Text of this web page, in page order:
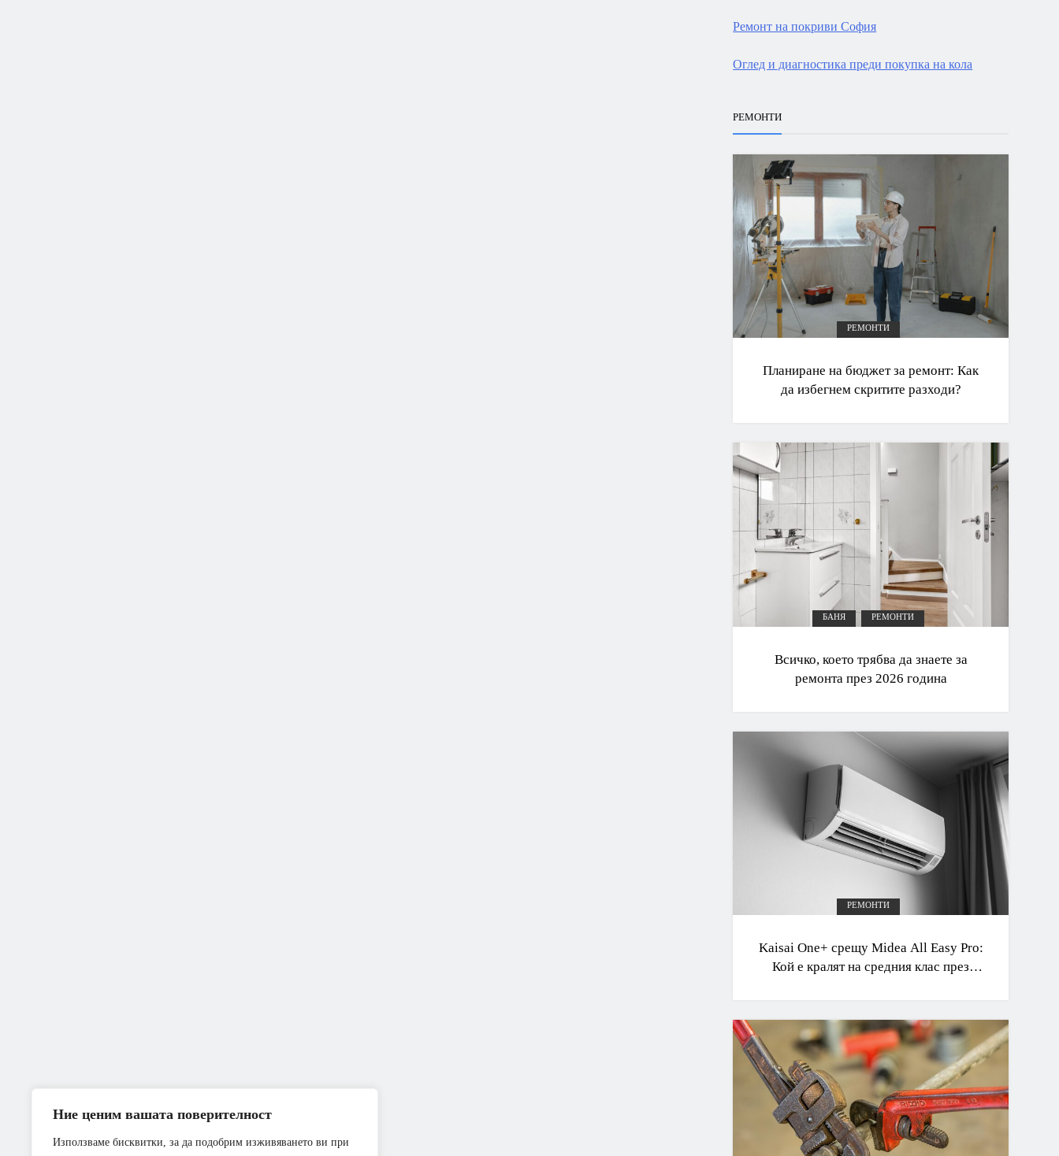
Ние ценим вашата поверителност
Използваме бисквитки, за да подобрим изживяването ви при
Ремонт на покриви София
Оглед и диагностика преди покупка на кола
РЕМОНТИ
РЕМОНТИ
Планиране на бюджет за ремонт: Как
да избегнем скритите разходи?
БАНЯ РЕМОНТИ
Всичко, което трябва да знаете за
ремонта през 2026 година
РЕМОНТИ
Kaisai One+ срещу Midea All Easy Pro:
Кой е кралят на средния клас през